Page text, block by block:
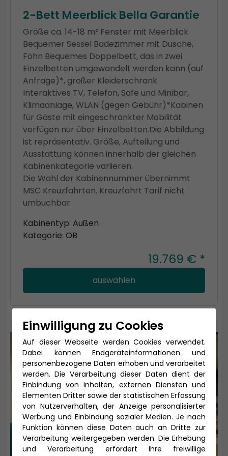
2-Bett Meerblick Bella Garantie
Größe ca. 14-18 m² Fenster mit Meerblick
Bequemer Sessel Badezimmer mit Dusche,
Föhn Bequemes Doppelbett, das in zwei
Einzelbetten umgewandelt werden kann (auf
Anfrage)*, großer Kleiderschrank
Interaktives TV, Telefon, Safe und Minibar,
Klimaanlage, WLAN (gegen Gebühr)*Kabinen
für Gäste mit eingeschränkter Mobilität
verfügen nur über Einzelbetten.Die Abbildung
ist repräsentativ. Größe, Aufteilung und
Ausstattung können innerhalb der gleichen
Kabinenkategorie variieren.
Die Wahl der Kabinennummer übernimmt
MSC Kreuzfahrten. Kreuzfahrt Tarif nicht
umbuchbar.
Kabinentyp: Außen
Kategorie: OB
19.769 € *
auswählen
Einwilligung zu Cookies
Auf dieser Webseite werden Cookies verwendet.
Dabei können Endgeräteinformationen und
personenbezogene Daten erhoben und verarbeitet
werden. Die Verarbeitung dieser Daten dient der
Einbindung von Inhalten, externen Diensten und
Elementen Dritter sowie der statistischen Erfassung
von Nutzerverhalten, der Anzeige personalisierter
Werbung und Einbindung sozialer Medien. Je nach
Funktion können diese Daten auch an Dritte zur
Verarbeitung weitergegeben werden. Die Erhebung
und Verarbeitung erfordert Ihre freiwillige